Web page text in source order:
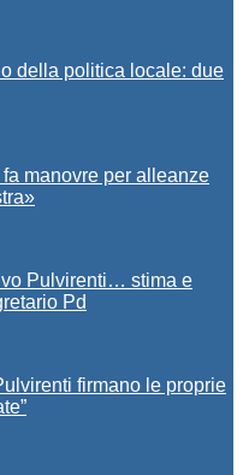
della politica locale: due
manovre per alleanze
Pulvirenti… stima e
Pd
firmano le proprie